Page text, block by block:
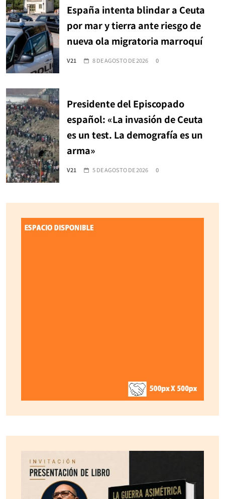
España intenta blindar a Ceuta
por mar y tierra ante riesgo de
nueva ola migratoria marroquí
V21 8 DE AGOSTO DE 2026 0
Presidente del Episcopado
español: «La invasión de Ceuta
es un test. La demografía es un
arma»
V21 5 DE AGOSTO DE 2026 0